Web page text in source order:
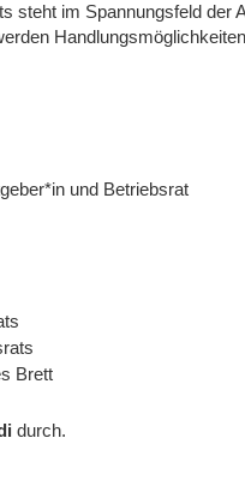
steht im Spannungsfeld der
und Betriebsrat
Brett
durch.